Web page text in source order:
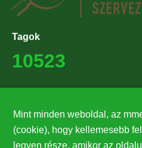
Tagok
10523
27224
Mint minden weboldal, az
(cookie), hogy kellemesebb
legyen része, amikor az